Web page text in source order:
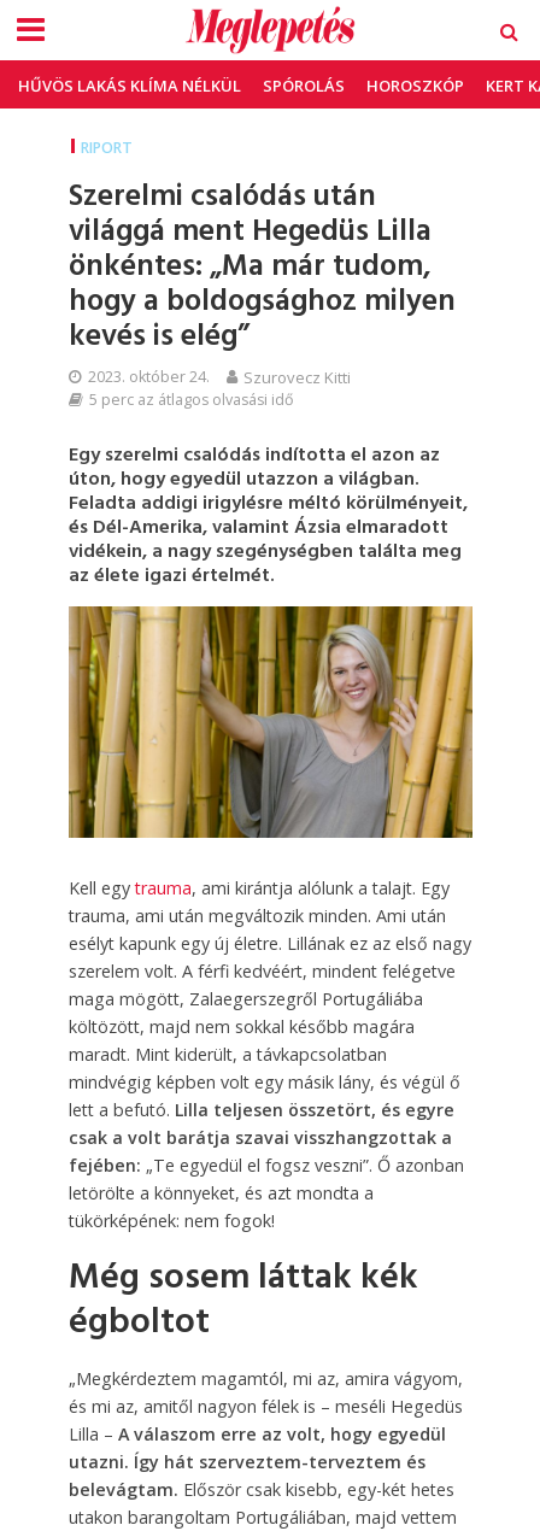
HŰVÖS LAKÁS KLÍMA NÉLKÜL SPÓROLÁS HOROSZKÓP KERT
RIPORT
Szerelmi csalódás után
világgá ment Hegedüs Lilla
önkéntes: „Ma már tudom,
hogy a boldogsághoz milyen
kevés is elég”
2023. október 24. Szurovecz Kitti
5 perc az átlagos olvasási idő
Egy szerelmi csalódás indította el azon az
úton, hogy egyedül utazzon a világban.
Feladta addigi irigylésre méltó körülményeit,
és Dél-Amerika, valamint Ázsia elmaradott
vidékein, a nagy szegénységben találta meg
az élete igazi értelmét.
Kell egytrauma, ami kirántja alólunk a talajt. Egy
trauma, ami után megváltozik minden. Ami után
esélyt kapunk egy új életre. Lillának ez az első nagy
szerelem volt. A férfi kedvéért, mindent felégetve
maga mögött, Zalaegerszegről Portugáliába
költözött, majd nem sokkal később magára
maradt. Mint kiderült, a távkapcsolatban
mindvégig képben volt egy másik lány, és végül ő
lett a befutó. Lilla teljesen összetört, és egyre
csak a volt barátja szavai visszhangzottak a
fejében: „Te egyedül el fogsz veszni”. Ő azonban
letörölte a könnyeket, és azt mondta a
tükörképének: nem fogok!
Még sosem láttak kék
égboltot
„Megkérdeztem magamtól, mi az, amira vágyom,
és mi az, amitől nagyon félek is – meséli Hegedüs
Lilla – A válaszom erre az volt, hogy egyedül
utazni. Így hát szerveztem-terveztem és
belevágtam. Először csak kisebb, egy-két hetes
utakon barangoltam Portugáliában, majd vettem